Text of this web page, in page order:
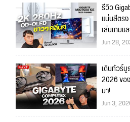
รีวิว
แน่นสีตรง
เล่นเกมแ
Jun 28,
เดินทัวร์บู
2026 ขอ
มา!
Jun 3,